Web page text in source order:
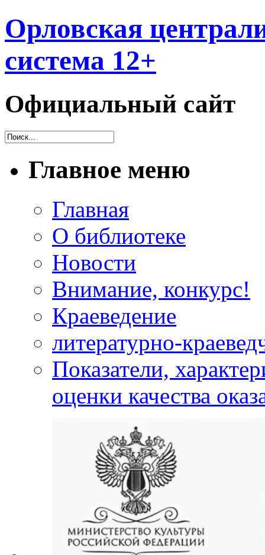
Орловская
система 12+
Официальный сайт
Главное меню
Главная
О библиотеке
Новости
Внимание, конкурс!
Краеведение
литературно-
Показатели,
оценки качества